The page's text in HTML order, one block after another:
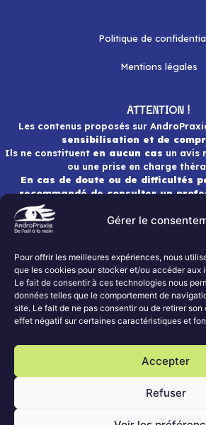
Gérer le
Pour offrir les meilleures expériences, nous
que les cookies pour stocker et/ou accéder aux
Le fait de consentir à ces technologies nous
données telles que le comportement de
site. Le fait de ne pas consentir ou de retirer
effet négatif sur certaines caractéristiques et
Accepter
Refuser
Politique de
Mentions légales
ATTENTION !
Les contenus proposés sur
sensibilisation et de
Ils ne constituent en aucun cas un avis
ou une prise en charge
En cas de doute ou de difficultés
recommandé de consulter un